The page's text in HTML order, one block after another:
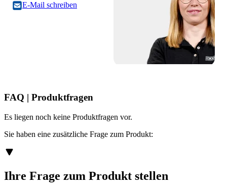
E-Mail schreiben
FAQ | Produktfragen
Es liegen noch keine Produktfragen vor.
Sie haben eine zusätzliche Frage zum Produkt:
Ihre Frage zum Produkt stellen